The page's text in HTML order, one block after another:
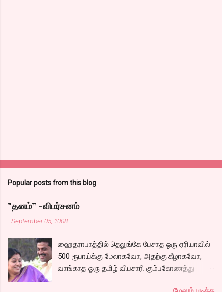
Popular posts from this blog
"தனம்” -விமர்சனம்
-September 05, 2008
ஹைதராபாத்தில் தெலுங்கே பேசாத ஓரு ஏரியாவில்
500 ரூபாய்க்கு மேலாகவோ, அதற்கு கீழாகவோ,
வாங்காத ஓரு தமிழ் விபசாரி கும்பகோணத்து